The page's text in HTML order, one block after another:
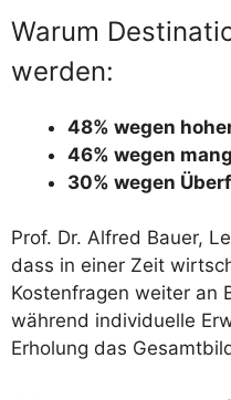
Warum
werden:
48% wegen
46% wegen
30% wegen
Prof. Dr. Alfred Bauer,
dass in einer Zeit
Kostenfragen weiter an
während individuelle
Erholung das